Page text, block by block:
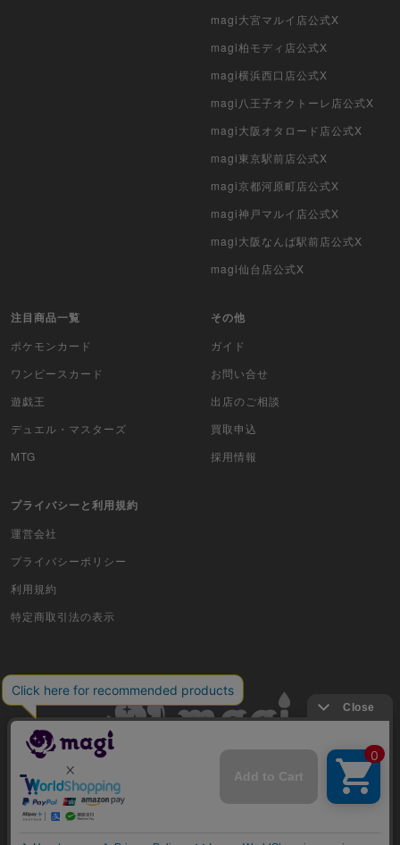
カードファイト!! ヴァンガード
ムシキング
ドラゴンボールヒーローズ
バディファイト
アイカツ
アクエリアンエイジ
イナズマイレブンTCG・イレブンプレカ
ガンバライジング
艦これアーケード
キングオブプロレスリング
クルセイドシステムカードゲーム
magi大宮マルイ店公式X
magi柏モディ店公式X
magi横浜西口店公式X
magi八王子オクトーレ店公式X
magi大阪オタロード店公式X
magi東京駅前店公式X
magi京都河原町店公式X
magi神戸マルイ店公式X
magi大阪なんば駅前店公式X
magi仙台店公式X
注目商品一覧
ポケモンカード
ワンピースカード
遊戯王
デュエル・マスターズ
MTG
その他
ガイド
お問い合せ
出店のご相談
買取申込
採用情報
プライバシーと利用規約
運営会社
プライバシーポリシー
利用規約
特定商取引法の表示
古物商許可番号 株式会社ジラフ 東京都公安委員会 第303311606477号
COPYRIGHT © 2019 Jiraffe Inc.